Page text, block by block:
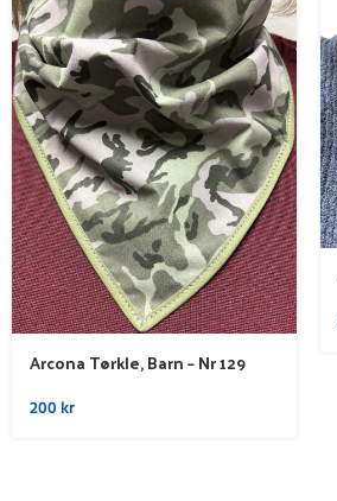
Arcona Tørkle, Barn – Nr 129
200kr